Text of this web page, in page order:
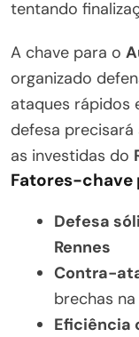
tentando
A chave para o
organizado
ataques rápidos
defesa
as investidas do
Fatores-chave
Defesa
Rennes
Contra-
brechas
Eficiência